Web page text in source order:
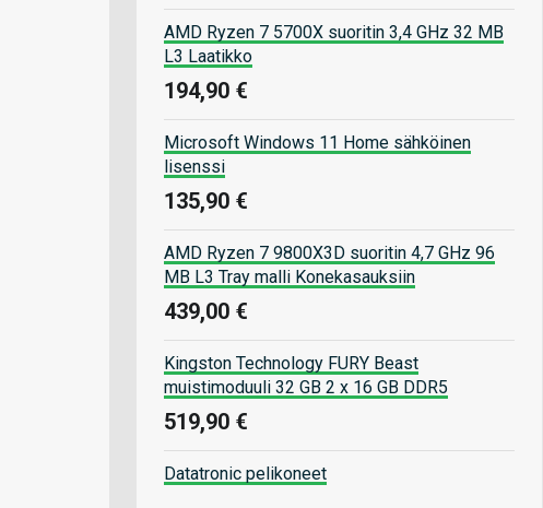
AMD Ryzen 7 5700X suoritin 3,4 GHz 32 MB
L3 Laatikko
194,90 €
Microsoft Windows 11 Home sähköinen
lisenssi
135,90 €
AMD Ryzen 7 9800X3D suoritin 4,7 GHz 96
MB L3 Tray malli Konekasauksiin
439,00 €
Kingston Technology FURY Beast
muistimoduuli 32 GB 2 x 16 GB DDR5
519,90 €
Datatronic pelikoneet